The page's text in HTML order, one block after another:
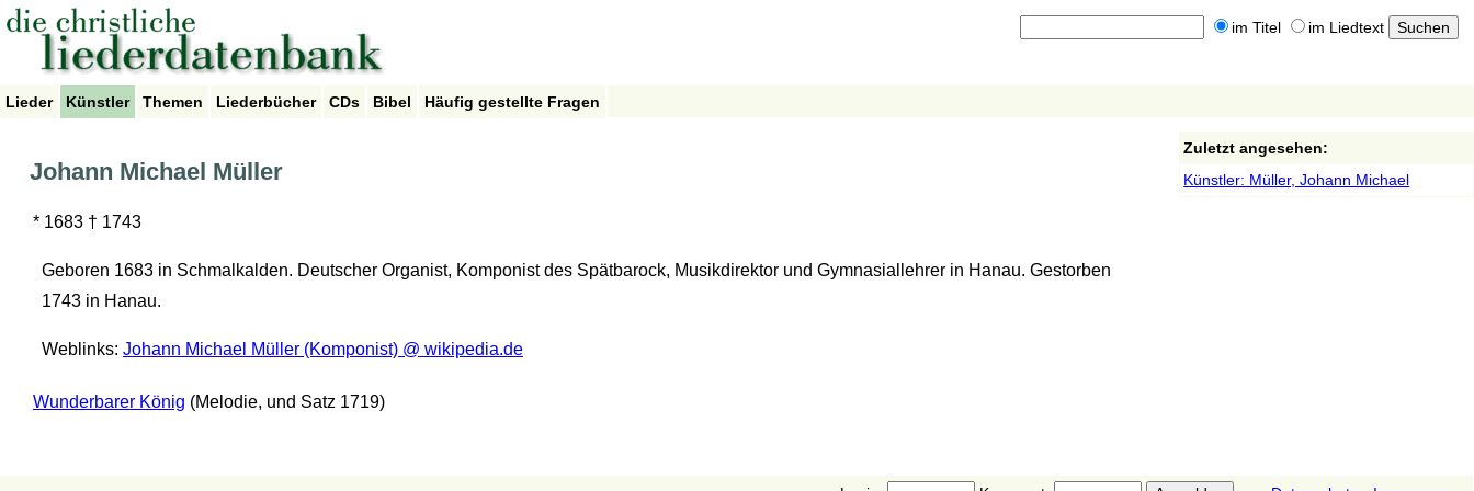
im Titel im Liedtext
Lieder Künstler Themen Liederbücher CDs Bibel Häufig gestellte Fragen
Johann Michael Müller
* 1683 † 1743
Geboren 1683 in Schmalkalden. Deutscher Organist, Komponist des Spätbarock, Musikdirektor und Gymnasiallehrer in Hanau. Gestorben
1743 in Hanau.
Weblinks: Johann Michael Müller (Komponist) @ wikipedia.de
Wunderbarer König (Melodie, und Satz 1719)
Zuletzt angesehen:
Künstler: Müller, Johann Michael